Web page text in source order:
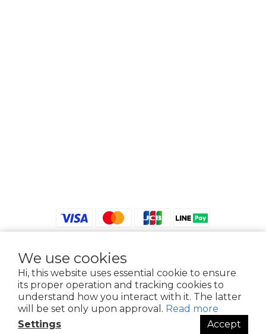
We use cookies
Hi, this website uses essential cookie to ensure
its proper operation and tracking cookies to
understand how you interact with it. The latter
will be set only upon approval. Read more
Settings
Accept
$ TWD English
2021 © iGreenbag | DoaBag | Working Hrs 8:30 - 18:00｜新北市新莊區中正路